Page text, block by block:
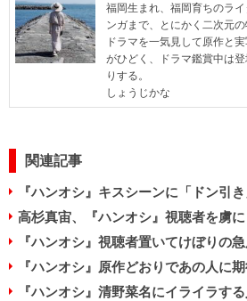
福岡生まれ、福岡育ちのラ
ンガまで、とにかく二次元
ドラマを一気見して原作と
がひどく、ドラマ鑑賞中は
りする。
しょうじかな
関連記事
『ハンオシ』キスシーンに「ドン引
高杉真宙、『ハンオシ』視聴者を虜に
『ハンオシ』視聴者置いてけぼりの
『ハンオシ』原作どおりであの人に
『ハンオシ』清野菜名にイライラす